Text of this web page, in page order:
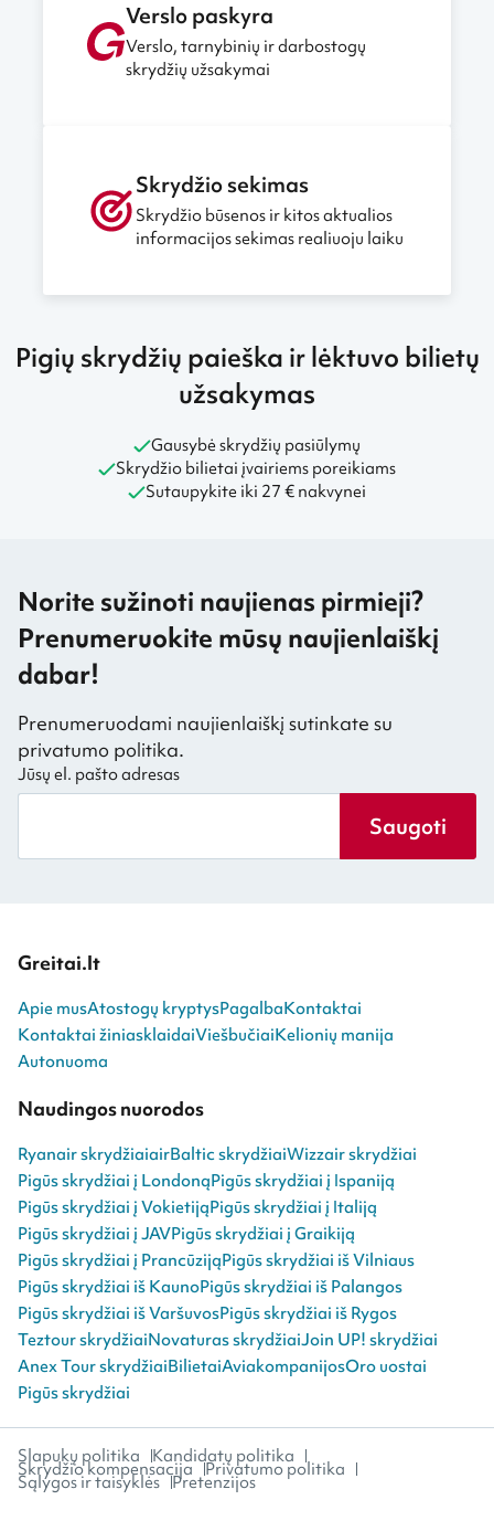
Verslo paskyra
Verslo, tarnybinių ir darbostogų
skrydžių užsakymai
Skrydžio sekimas
Skrydžio būsenos ir kitos aktualios
informacijos sekimas realiuoju laiku
Pigių skrydžių paieška ir lėktuvo bilietų
užsakymas
Gausybė skrydžių pasiūlymų
Skrydžio bilietai įvairiems poreikiams
Sutaupykite iki 27 € nakvynei
Norite sužinoti naujienas pirmieji?
Prenumeruokite mūsų naujienlaiškį
dabar!
Prenumeruodami naujienlaiškį sutinkate su
privatumo politika.
Jūsų el. pašto adresas
Saugoti
Greitai.lt
Apie musAtostogų kryptysPagalbaKontaktai
Kontaktai žiniasklaidaiViešbučiaiKelionių manija
Autonuoma
Naudingos nuorodos
Ryanair skrydžiaiairBaltic skrydžiaiWizzair skrydžiai
Pigūs skrydžiai į LondonąPigūs skrydžiai į Ispaniją
Pigūs skrydžiai į VokietijąPigūs skrydžiai į Italiją
Pigūs skrydžiai į JAVPigūs skrydžiai į Graikiją
Pigūs skrydžiai į PrancūzijąPigūs skrydžiai iš Vilniaus
Pigūs skrydžiai iš KaunoPigūs skrydžiai iš Palangos
Pigūs skrydžiai iš VaršuvosPigūs skrydžiai iš Rygos
Teztour skrydžiaiNovaturas skrydžiaiJoin UP! skrydžiai
Anex Tour skrydžiaiBilietaiAviakompanijosOro uostai
Pigūs skrydžiai
Slapukų politika Kandidatų politika
Skrydžio kompensacija Privatumo politika
Sąlygos ir taisyklės Pretenzijos